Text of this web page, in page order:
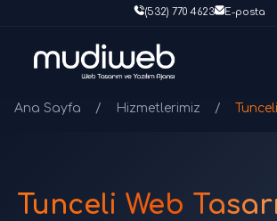
(532) 770 4623 E-posta
Ana Sayfa / Hizmetlerimiz /
Tunceli Web